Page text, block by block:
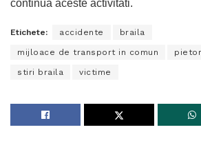
continua aceste activitati.
Etichete: accidente braila
mijloace de transport in comun
stiri braila victime